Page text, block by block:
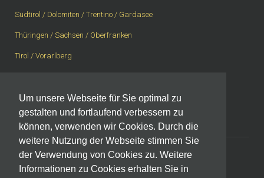
Um unsere Webseite für Sie optimal zu
gestalten und fortlaufend verbessern zu
können, verwenden wir Cookies. Durch die
weitere Nutzung der Webseite stimmen Sie
der Verwendung von Cookies zu. Weitere
Informationen zu Cookies erhalten Sie in
Südtirol / Dolomiten / Trentino / Gardasee
Thüringen / Sachsen / Oberfranken
Tirol / Vorarlberg
Westerwald / Rheingau / Taunus
Westschweiz, Wallis, Berner Oberland
Impressum|Datenschutzerklärung